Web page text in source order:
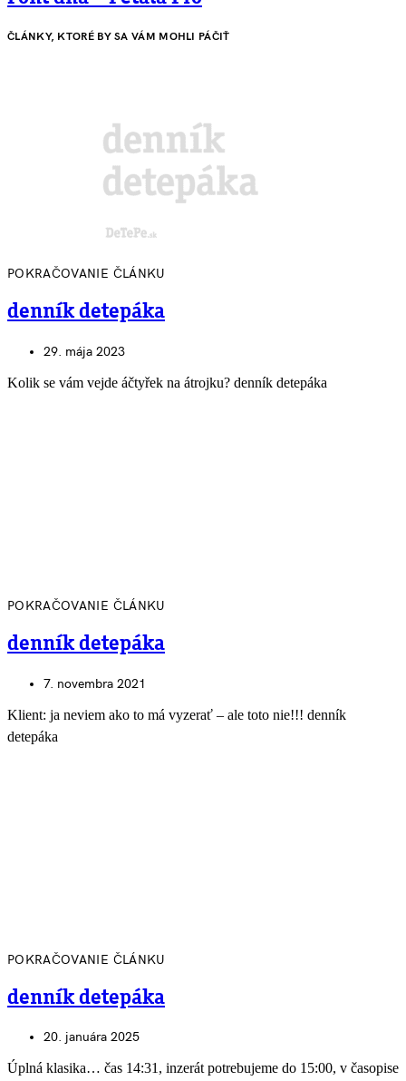
ČLÁNKY, KTORÉ BY SA VÁM MOHLI PÁČIŤ
POKRAČOVANIE ČLÁNKU
denník detepáka
29. mája 2023
Kolik se vám vejde áčtyřek na átrojku? denník detepáka
POKRAČOVANIE ČLÁNKU
denník detepáka
7. novembra 2021
Klient: ja neviem ako to má vyzerať – ale toto nie!!! denník
detepáka
POKRAČOVANIE ČLÁNKU
denník detepáka
20. januára 2025
Úplná klasika… čas 14:31, inzerát potrebujeme do 15:00, v časopise